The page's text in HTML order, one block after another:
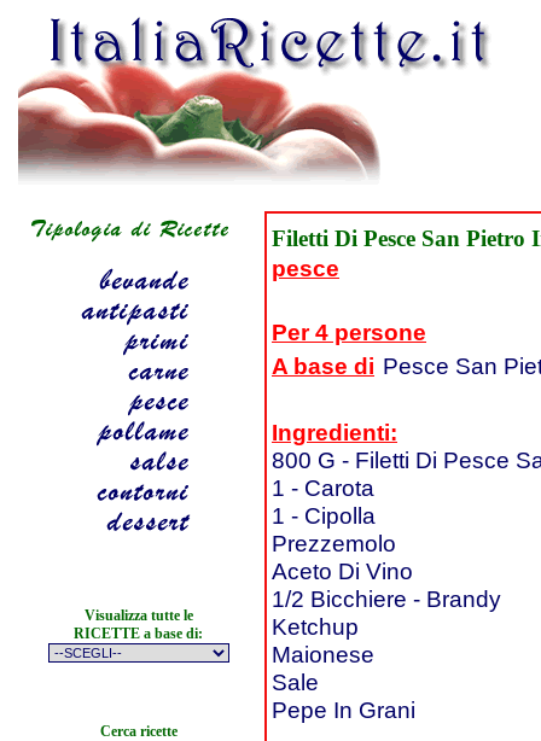
Visualizza tutte le
RICETTE a base di:
Cerca ricette
Filetti Di Pesce San Pietro
pesce
Per 4 persone
A base di Pesce San
Ingredienti:
800 G - Filetti Di Pesce
1 - Carota
1 - Cipolla
Prezzemolo
Aceto Di Vino
1/2 Bicchiere - Brandy
Ketchup
Maionese
Sale
Pepe In Grani